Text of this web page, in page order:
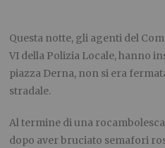
Questa notte, gli agenti del
VI della Polizia Locale, hanno
piazza Derna, non si era
stradale.
Al termine di una
dopo aver bruciato semafori